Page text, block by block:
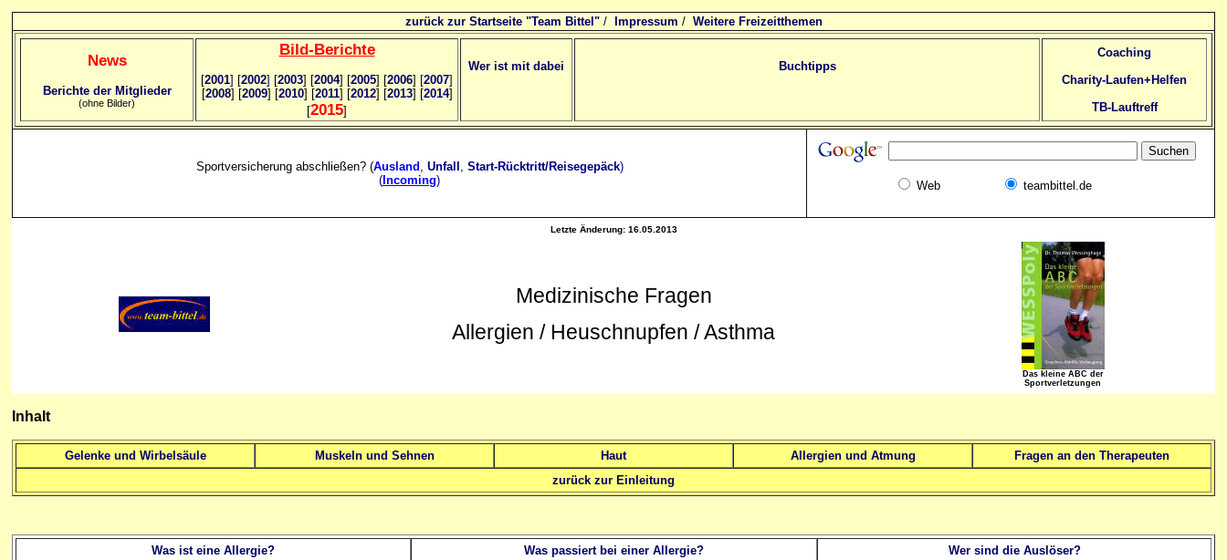
zurück zur Startseite "Team Bittel"/ Impressum / Weitere Freizeitthemen
News
Berichte der Mitglieder
(ohne Bilder)
Bild-Berichte
[2001] [2002] [2003] [2004] [2005] [2006] [2007]
[2008] [2009] [2010] [2011] [2012] [2013] [2014]
[2015]
Wer ist mit dabei Buchtipps
Coaching
Charity-Laufen+Helfen
TB-Lauftreff
Sportversicherung abschließen? (Ausland , Unfall , Start-Rücktritt/Reisegepäck)
( Incoming) Web teambittel.de
Letzte Änderung: 16.05.2013
Medizinische Fragen
Allergien / Heuschnupfen / Asthma
Das kleine ABC der
Sportverletzungen
Inhalt
Gelenke und Wirbelsäule Muskeln und Sehnen Haut Allergien und Atmung
Fragen an den Therapeuten
zurück zur Einleitung
Was ist eine Allergie? Was passiert bei einer Allergie?
Wer sind die Auslöser?